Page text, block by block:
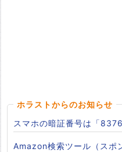
ホラストからのお知らせ
スマホの暗証番号は「
Amazon検索ツール（スポ